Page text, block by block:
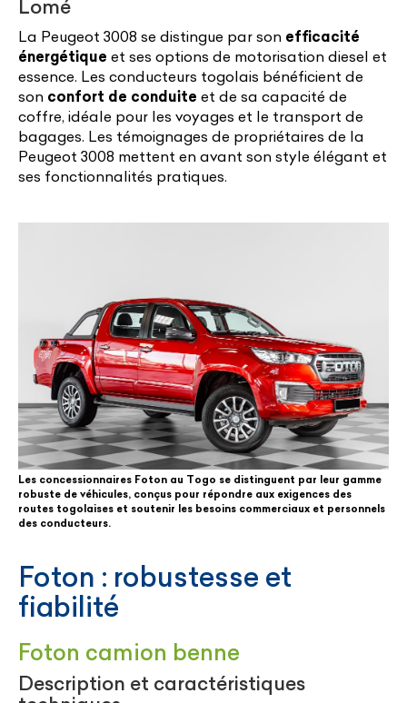
Lomé
La Peugeot 3008 se distingue par son efficacité
énergétique et ses options de motorisation diesel et
essence. Les conducteurs togolais bénéficient de
son confort de conduite et de sa capacité de
coffre, idéale pour les voyages et le transport de
bagages. Les témoignages de propriétaires de la
Peugeot 3008 mettent en avant son style élégant et
ses fonctionnalités pratiques.
Les concessionnaires Foton au Togo se distinguent par leur gamme
robuste de véhicules, conçus pour répondre aux exigences des
routes togolaises et soutenir les besoins commerciaux et personnels
des conducteurs.
Foton : robustesse et
fiabilité
Foton camion benne
Description et caractéristiques